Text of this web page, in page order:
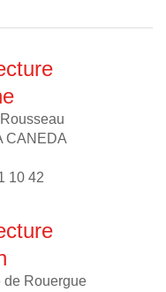
CANEDA
10 42
de Rouergue